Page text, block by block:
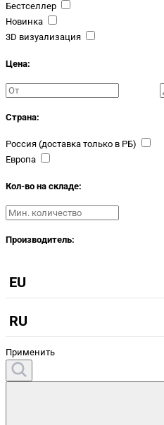
Бестселлер
Новинка
3D визуализация
Цена:
Страна:
Россия (доставка только в РБ)
Европа
Кол-во на складе:
Производитель:
EU
RU
Применить